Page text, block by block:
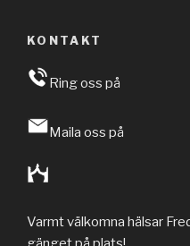
KONTAKT
Ring oss på
Maila oss på
Varmt välkomna hälsar